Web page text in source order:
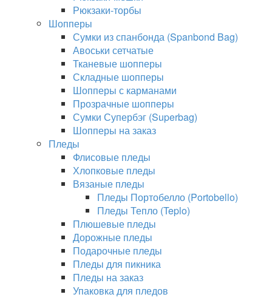
Рюкзаки-торбы
Шопперы
Сумки из спанбонда (Spanbond Bag)
Авоськи сетчатые
Тканевые шопперы
Складные шопперы
Шопперы с карманами
Прозрачные шопперы
Сумки Супербэг (Superbag)
Шопперы на заказ
Пледы
Флисовые пледы
Хлопковые пледы
Вязаные пледы
Пледы Портобелло (Portobello)
Пледы Тепло (Teplo)
Плюшевые пледы
Дорожные пледы
Подарочные пледы
Пледы для пикника
Пледы на заказ
Упаковка для пледов